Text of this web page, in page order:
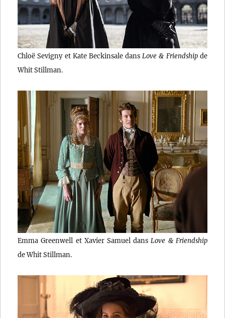
Chloë Sevigny et Kate Beckinsale dans Love & Friendshipde
Whit Stillman.
Emma Greenwell et Xavier Samuel dans Love & Friendship
de Whit Stillman.